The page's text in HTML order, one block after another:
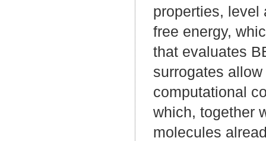
properties, level
free energy,
that evaluates
surrogates
computational
which, together
molecules